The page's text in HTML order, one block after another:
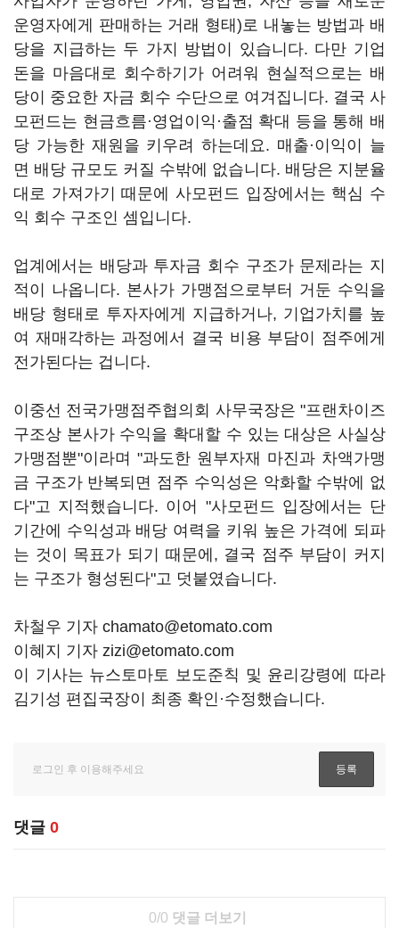
운영자에게 판매하는 거래 형태)로 내놓는 방법과 배
당을 지급하는 두 가지 방법이 있습니다. 다만 기업
돈을 마음대로 회수하기가 어려워 현실적으로는 배
당이 중요한 자금 회수 수단으로 여겨집니다. 결국 사
모펀드는 현금흐름·영업이익·출점 확대 등을 통해 배
당 가능한 재원을 키우려 하는데요. 매출·이익이 늘
면 배당 규모도 커질 수밖에 없습니다. 배당은 지분율
대로 가져가기 때문에 사모펀드 입장에서는 핵심 수
익 회수 구조인 셈입니다.
업계에서는 배당과 투자금 회수 구조가 문제라는 지
적이 나옵니다. 본사가 가맹점으로부터 거둔 수익을
배당 형태로 투자자에게 지급하거나, 기업가치를 높
여 재매각하는 과정에서 결국 비용 부담이 점주에게
전가된다는 겁니다.
이중선 전국가맹점주협의회 사무국장은 "프랜차이즈
구조상 본사가 수익을 확대할 수 있는 대상은 사실상
가맹점뿐"이라며 "과도한 원부자재 마진과 차액가맹
금 구조가 반복되면 점주 수익성은 악화할 수밖에 없
다"고 지적했습니다. 이어 "사모펀드 입장에서는 단
기간에 수익성과 배당 여력을 키워 높은 가격에 되파
는 것이 목표가 되기 때문에, 결국 점주 부담이 커지
는 구조가 형성된다"고 덧붙였습니다.
차철우 기자 chamato@etomato.com
이혜지 기자 zizi@etomato.com
이 기사는 뉴스토마토 보도준칙 및 윤리강령에 따라
김기성 편집국장이 최종 확인·수정했습니다.
댓글 0
0/0 댓글 더보기